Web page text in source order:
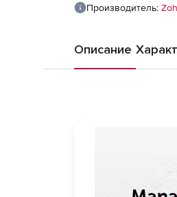
Производитель:
Описание